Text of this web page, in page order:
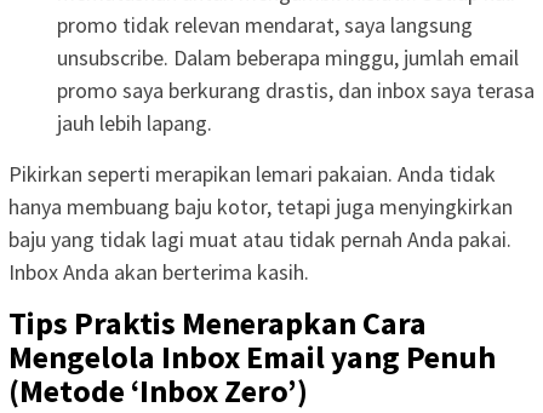
promo tidak relevan mendarat, saya langsung
unsubscribe. Dalam beberapa minggu, jumlah email
promo saya berkurang drastis, dan inbox saya terasa
jauh lebih lapang.
Pikirkan seperti merapikan lemari pakaian. Anda tidak
hanya membuang baju kotor, tetapi juga menyingkirkan
baju yang tidak lagi muat atau tidak pernah Anda pakai.
Inbox Anda akan berterima kasih.
Tips Praktis Menerapkan Cara
Mengelola Inbox Email yang Penuh
(Metode ‘Inbox Zero’)